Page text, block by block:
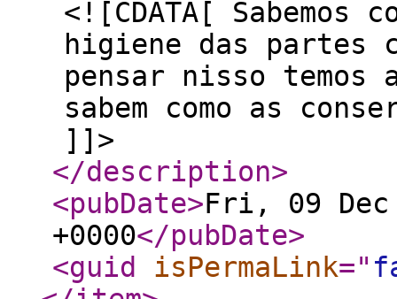
<![CDATA[ Sabemos
higiene das partes
pensar nisso temos
sabem como as
]]>
</description>
<pubDate>Fri, 09 Dec
+0000</pubDate>
<guid
isPermaLink="